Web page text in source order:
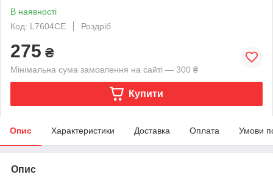
В наявності
Код: L7604CE
Роздріб
275 ₴
Мінімальна сума замовлення на сайті — 300 ₴
Купити
Опис Характеристики Доставка Оплата Умови
Опис